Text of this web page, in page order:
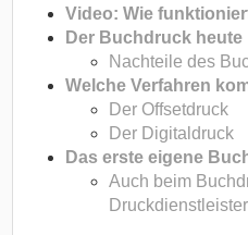
Video: Wie
Der Buchdruck heute
Nachteile des
Welche Verfahren
Der Offsetdruck
Der Digitaldruck
Das erste eigene
Auch beim
Druckdienstleister